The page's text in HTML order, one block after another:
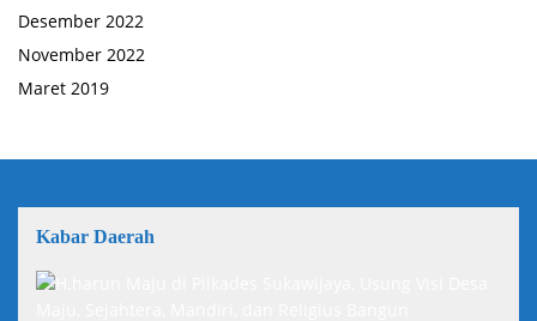
Desember 2022
November 2022
Maret 2019
Kabar Daerah